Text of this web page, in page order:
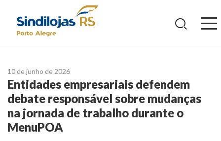
10 de junho de 2026
Entidades empresariais defendem
debate responsável sobre mudanças
na jornada de trabalho durante o
MenuPOA